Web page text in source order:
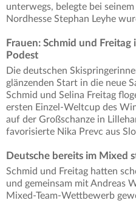
unterwegs, belegte bei
Nordhesse Stephan Leyhe
Frauen: Schmid und
Podest
Die deutschen
glänzenden Start in die neue
Schmid und Selina Freitag
ersten Einzel-Weltcup des
auf der Großschanze in
favorisierte Nika Prevc aus
Deutsche bereits im Mixed
Schmid und Freitag hatten
und gemeinsam mit Andreas
Mixed-Team-Wettbewerb